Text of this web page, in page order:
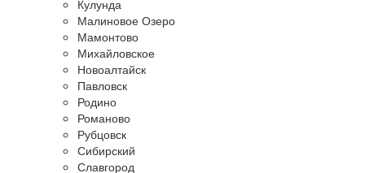
Кулунда
Малиновое Озеро
Мамонтово
Михайловское
Новоалтайск
Павловск
Родино
Романово
Рубцовск
Сибирский
Славгород